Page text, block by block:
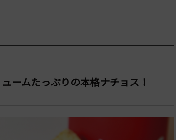
ームたっぷりの本格ナチョス！